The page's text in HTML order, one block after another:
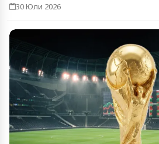
30 Юли 2026